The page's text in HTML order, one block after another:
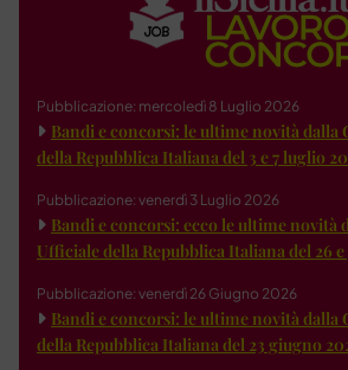
Pubblicazione: mercoledì 8 Luglio 2026
Bandi e concorsi: le ultime novità dalla
della Repubblica Italiana del 3 e 7 luglio
Pubblicazione: venerdì 3 Luglio 2026
Bandi e concorsi: ecco le ultime novità
Ufficiale della Repubblica Italiana del 26
Pubblicazione: venerdì 26 Giugno 2026
Bandi e concorsi: le ultime novità dalla
della Repubblica Italiana del 23 giugno